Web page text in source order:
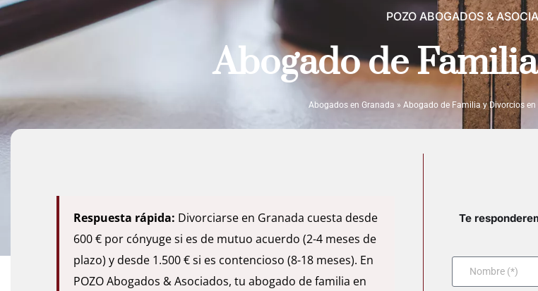
POZO ABOGADOS &
Abogado de
Abogados en Granada » Abogado de Familia y Divorcios en
Respuesta rápida: Divorciarse en Granada cuesta desde
600 € por cónyuge si es de mutuo acuerdo (2-4 meses de
plazo) y desde 1.500 € si es contencioso (8-18 meses). En
POZO Abogados & Asociados, tu abogado de familia en
Te